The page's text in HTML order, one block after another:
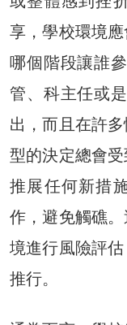
享，學校環境
哪個階段讓誰
管、科主任或
出，而且在許
型的決定總會
推展任何新措
作，避免觸礁
境進行風險評
推行。